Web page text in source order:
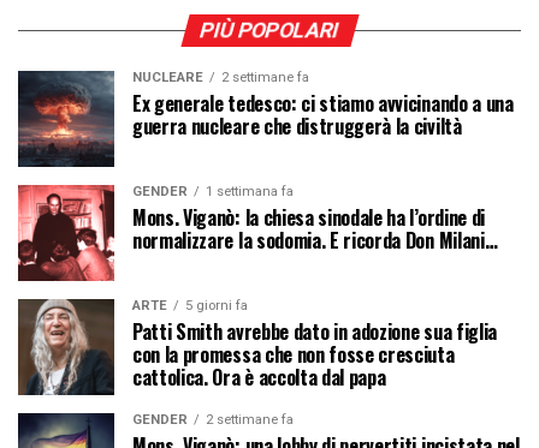
PIÙ POPOLARI
NUCLEARE 2 settimane fa
Ex generale tedesco: ci stiamo avvicinando a una
guerra nucleare che distruggerà la civiltà
GENDER 1 settimana fa
Mons. Viganò: la chiesa sinodale ha l’ordine di
normalizzare la sodomia. E ricorda Don Milani…
ARTE 5 giorni fa
Patti Smith avrebbe dato in adozione sua figlia
con la promessa che non fosse cresciuta
cattolica. Ora è accolta dal papa
GENDER 2 settimane fa